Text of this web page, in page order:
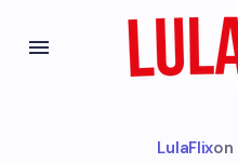
LulaFlixon